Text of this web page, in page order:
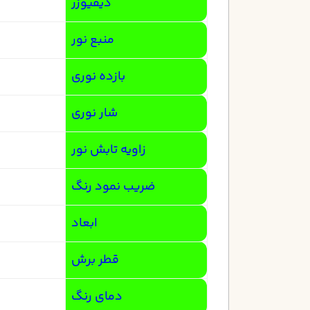
منبع نور
بازده نوری
شار نوری
زاویه تابش نور
ضریب نمود رنگ
ابعاد
قطر برش
دمای رنگ